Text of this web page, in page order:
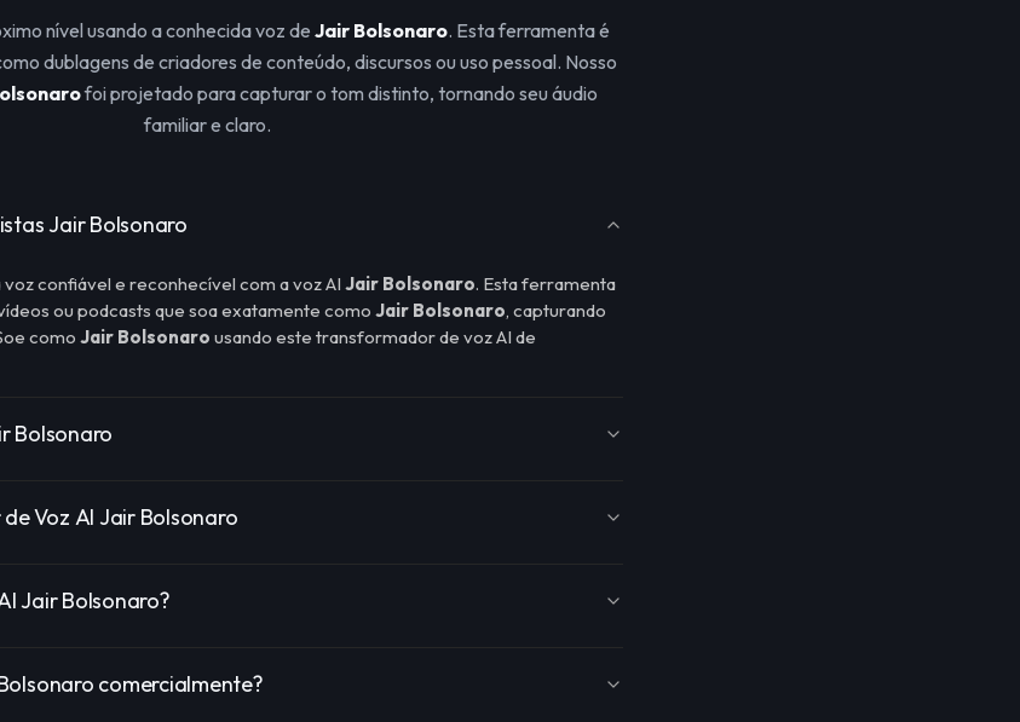
nível usando a conhecida voz de Jair Bolsonaro. Esta ferramenta é
dublagens de criadores de conteúdo, discursos ou uso pessoal. Nosso
foi projetado para capturar o tom distinto, tornando seu áudio
familiar e claro.
Jair Bolsonaro
confiável e reconhecível com a voz AI Jair Bolsonaro. Esta ferramenta
ou podcasts que soa exatamente como Jair Bolsonaro, capturando
como Jair Bolsonaro usando este transformador de voz AI de
Bolsonaro
Voz AI Jair Bolsonaro
Jair Bolsonaro?
comercialmente?